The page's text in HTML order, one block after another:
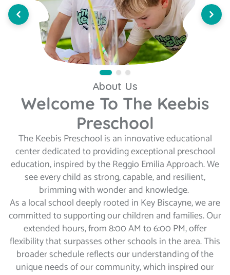
About Us
Welcome To The Keebis
Preschool
The Keebis Preschool is an innovative educational
center dedicated to providing exceptional preschool
education, inspired by the Reggio Emilia Approach. We
see every child as strong, capable, and resilient,
brimming with wonder and knowledge.
As a local school deeply rooted in Key Biscayne, we are
committed to supporting our children and families. Our
extended hours, from 8:00 AM to 6:00 PM, offer
flexibility that surpasses other schools in the area. This
broader schedule reflects our understanding of the
unique needs of our community, which inspired our